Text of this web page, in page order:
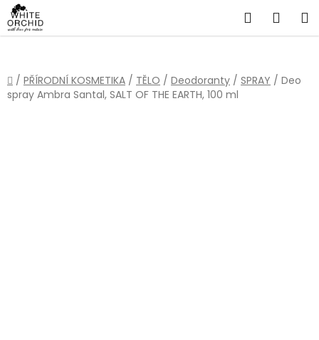
Přejít
na
obsah
Hledat
Domů
/ PŘÍRODNÍ KOSMETIKA / TĚLO / Deodoranty / SPRAY / Deo
spray Ambra Santal, SALT OF THE EARTH, 100 ml